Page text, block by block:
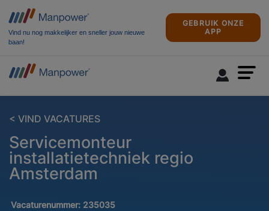
Vind nu nog makkelijker en sneller jouw nieuwe
baan!
GEBRUIK ONZE
APP
< VIND VACATURES
Servicemonteur
installatietechniek regio
Amsterdam
Vacaturenummer: 235035